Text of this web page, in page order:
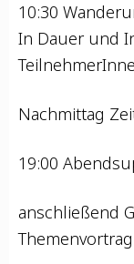
10:30
In Dau­er und
Nach­mit­tag
19:00
anschlie­ßend
Themenvortrag